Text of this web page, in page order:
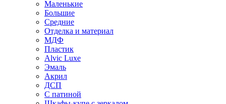
Маленькие
Большие
Средние
Отделка и материал
МДФ
Пластик
Alvic Luxe
Эмаль
Акрил
ДСП
С патиной